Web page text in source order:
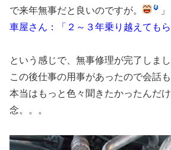
で来年無事だと良いのですが。
」
車屋さん：「２～３年乗り越えても
という感じで、無事修理が完了しまし
この後仕事の用事があったので会話も
本当はもっと色々聞きたかったんだ
念。。。